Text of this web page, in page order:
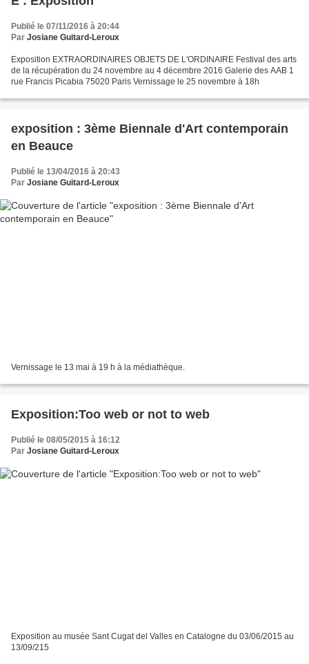
Publié le 07/11/2016 à 20:44
Par Josiane Guitard-Leroux
Exposition EXTRAORDINAIRES OBJETS DE L'ORDINAIRE Festival des arts
de la récupération du 24 novembre au 4 décembre 2016 Galerie des AAB 1
rue Francis Picabia 75020 Paris Vernissage le 25 novembre à 18h
exposition : 3ème Biennale d'Art contemporain
en Beauce
Publié le 13/04/2016 à 20:43
Par Josiane Guitard-Leroux
Vernissage le 13 mai à 19 h à la médiathèque.
Exposition:Too web or not to web
Publié le 08/05/2015 à 16:12
Par Josiane Guitard-Leroux
Exposition au musée Sant Cugat del Valles en Catalogne du 03/06/2015 au
13/09/215